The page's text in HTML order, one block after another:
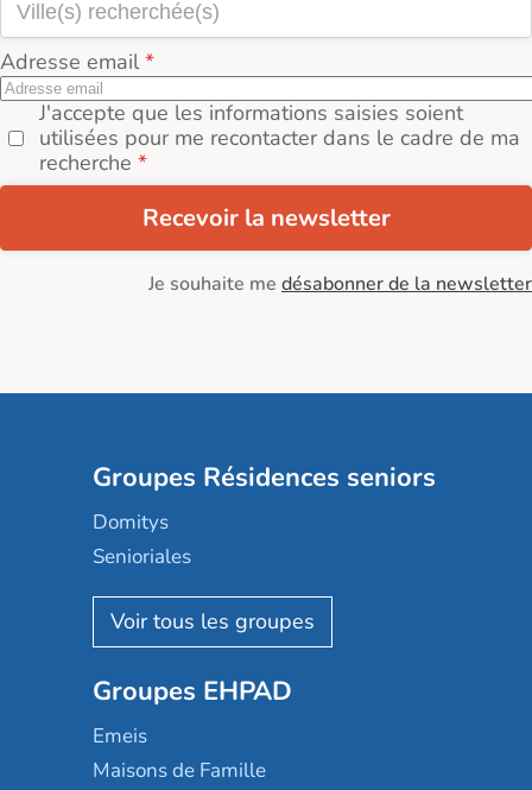
Adresse email
J'accepte que les informations saisies soient
utilisées pour me recontacter dans le cadre de ma
recherche
Recevoir la newsletter
Je souhaite me désabonner de la newsletter
Groupes Résidences seniors
Domitys
Senioriales
Nohée
Les Résidentiels
Mobicap
Domusvi
Happy Senior
Groupes EHPAD
Emeis
Maisons de Famille